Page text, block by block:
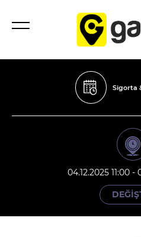
Sigorta
04.12.2025 11:00 -